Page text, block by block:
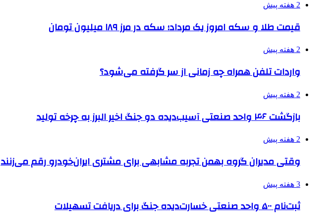
2 هفته پیش
قیمت طلا و سکه امروز یک مرداد؛ سکه در مرز ۱۸۹ میلیون تومان
2 هفته پیش
واردات تلفن همراه چه زمانی از سر گرفته می‌شود؟
2 هفته پیش
بازگشت ۴۶ واحد صنعتی آسیب‌دیده دو جنگ اخیر البرز به چرخه تولید
2 هفته پیش
وقتی مدیران گروه بهمن تجربه مشابهی برای مشتری ایران‌خودرو رقم می‌زنند
3 هفته پیش
ثبت‌نام ۵۰۰ واحد صنعتی خسارت‌دیده جنگ برای دریافت تسهیلات